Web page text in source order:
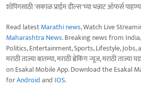
शॉपिंगसाठी 'सकाळ प्राईम डील्स'च्या भन्नाट ऑफर्स
Read latestMarathi news, Watch Live
Maharashtra News. Breaking news from
Politics, Entertainment, Sports, Lifestyle,
मराठी ताज्या बातम्या, मराठी ब्रेकिंग न्यूज, मराठी
on Esakal Mobile App. Download the Esakal
forAndroidand IOS.